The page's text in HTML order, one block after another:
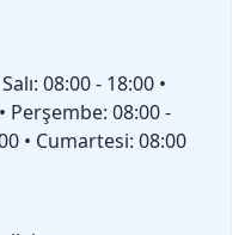
08:00 - 18:00 •
Perşembe: 08:00 -
• Cumartesi: 08:00